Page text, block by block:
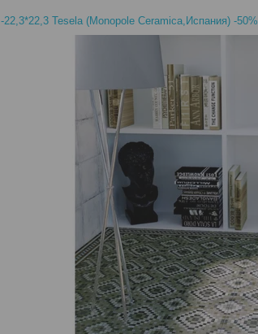
-22,3*22,3 Tesela (Monopole Ceramica,Испания) -50%